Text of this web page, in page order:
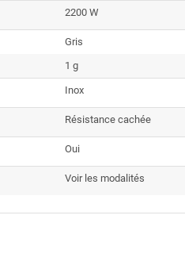
2200 W
Gris
1 g
Inox
Résistance cachée
Oui
Voir les modalités